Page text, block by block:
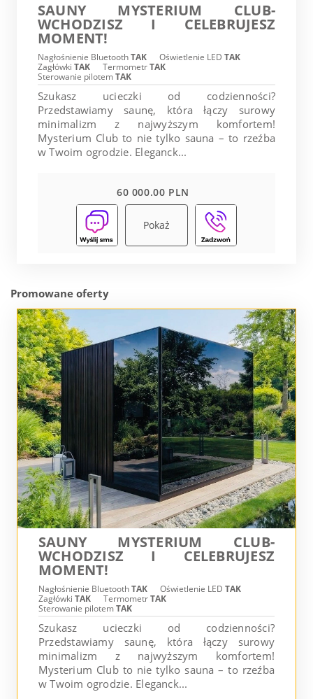
SAUNY MYSTERIUM CLUB-
WCHODZISZ I CELEBRUJESZ
MOMENT!
Nagłośnienie BluetoothTAK Oświetlenie LED TAK
Zagłówki TAK TermometrTAK
Sterowanie pilotemTAK
Szukasz ucieczki od codzienności?
Przedstawiamy saunę, która łączy surowy
minimalizm z najwyższym komfortem!
Mysterium Club to nie tylko sauna – to rzeźba
w Twoim ogrodzie. Eleganck...
60 000.00 PLN
Pokaż
Promowane oferty
SAUNY MYSTERIUM CLUB-
WCHODZISZ I CELEBRUJESZ
MOMENT!
Nagłośnienie BluetoothTAK Oświetlenie LED TAK
Zagłówki TAK TermometrTAK
Sterowanie pilotemTAK
Szukasz ucieczki od codzienności?
Przedstawiamy saunę, która łączy surowy
minimalizm z najwyższym komfortem!
Mysterium Club to nie tylko sauna – to rzeźba
w Twoim ogrodzie. Eleganck...